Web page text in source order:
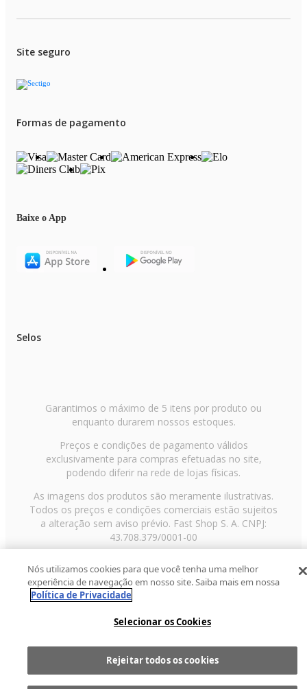
Site seguro
Formas de pagamento
Baixe o App
Selos
Garantimos o máximo de 5 itens por produto ou
enquanto durarem nossos estoques.
Preços e condições de pagamento válidos
exclusivamente para compras efetuadas no site,
podendo diferir na rede de lojas físicas.
As imagens dos produtos são meramente ilustrativas.
Todos os preços e condições comerciais estão sujeitos
a alteração sem aviso prévio. Fast Shop S. A. CNPJ:
43.708.379/0001-00
Paulo/SP, CEP 02029-001, Telefone: 11 3003-3728 ©
2013 Fast Shop - Todos os direitos reservadosRF
Nós utilizamos cookies para que você tenha uma melhor
experiência de navegação em nosso site. Saiba mais em nossa
Política de Privacidade
Selecionar os Cookies
Rejeitar todos os cookies